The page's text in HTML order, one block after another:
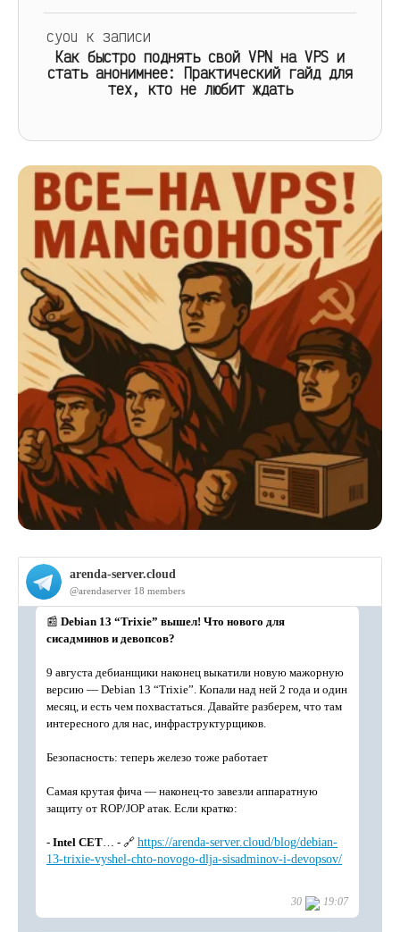
cyou к записи
Как быстро поднять свой VPN на VPS и
стать анонимнее: Практический гайд для
тех, кто не любит ждать